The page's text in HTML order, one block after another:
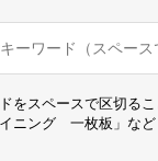
大川
天神ギ
公式オ
をスペースで区切る
ニング 一枚板」など